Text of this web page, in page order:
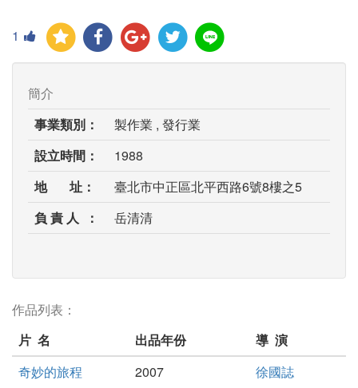
1
簡介
事業類別：
製作業 , 發行業
設立時間：
1988
地 址：
臺北市中正區北平西路6號8樓之5
負 責 人 ：
岳清清
作品列表：
片 名
出品年份
導 演
奇妙的旅程
2007 徐國誌